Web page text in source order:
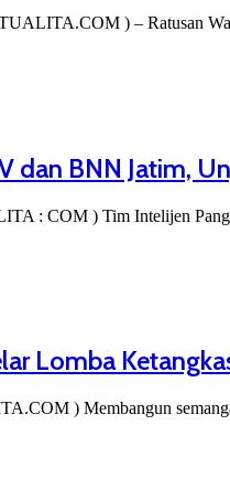
) – Ratusan
dan BNN Jatim,
: COM ) Tim Intelijen
Lomba
) Membangun